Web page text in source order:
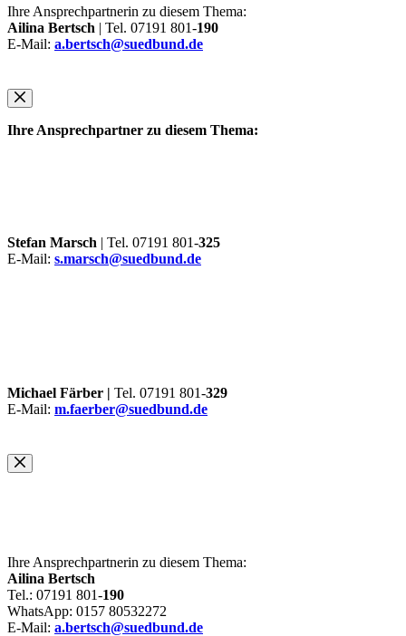
Ihre Ansprechpartnerin zu diesem Thema:
Ailina Bertsch | Tel. 07191 801-190
E-Mail: a.bertsch@suedbund.de
Ihre Ansprechpartner zu diesem Thema:
Stefan Marsch | Tel. 07191 801-325
E-Mail: s.marsch@suedbund.de
Michael Färber | Tel. 07191 801-329
E-Mail: m.faerber@suedbund.de
Ihre Ansprechpartnerin zu diesem Thema:
Ailina Bertsch
Tel.: 07191 801-190
WhatsApp: 0157 80532272
E-Mail: a.bertsch@suedbund.de